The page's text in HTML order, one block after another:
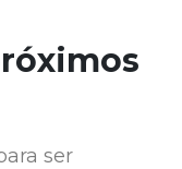
ser